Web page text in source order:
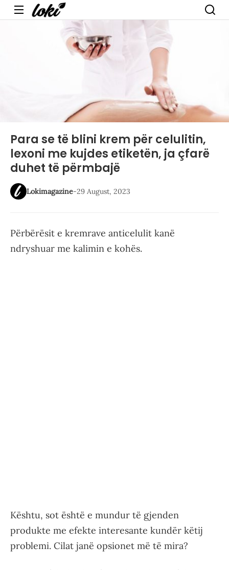
Menu
Para se të blini krem për celulitin,
lexoni me kujdes etiketën, ja çfarë
duhet të përmbajë
Lokimagazine-29 August, 2023
Përbërësit e kremrave anticelulit kanë
ndryshuar me kalimin e kohës.
Kështu, sot është e mundur të gjenden
produkte me efekte interesante kundër këtij
problemi. Cilat janë opsionet më të mira?